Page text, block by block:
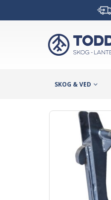
SKOG & VED